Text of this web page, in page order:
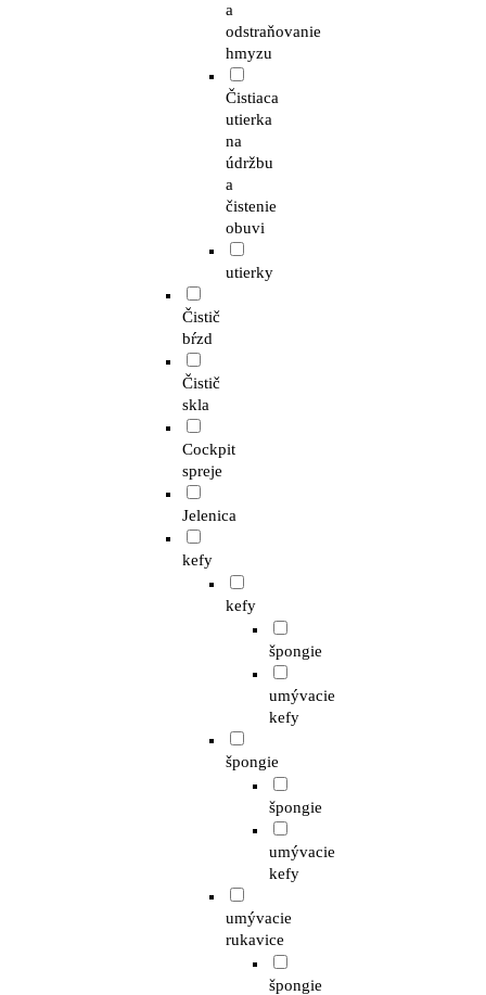
a
odstraňovanie
hmyzu
Čistiaca
utierka
na
údržbu
a
čistenie
obuvi
utierky
Čistič
bŕzd
Čistič
skla
Cockpit
spreje
Jelenica
kefy
kefy
špongie
umývacie
kefy
špongie
špongie
umývacie
kefy
umývacie
rukavice
špongie